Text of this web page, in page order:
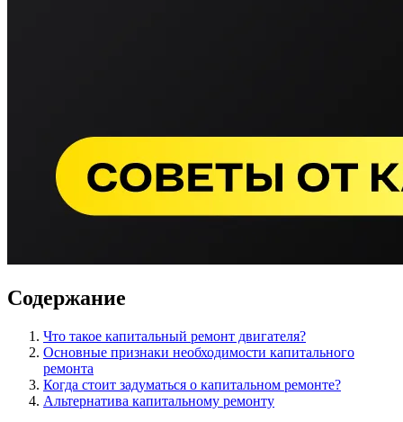
Содержание
Что такое капитальный ремонт двигателя?
Основные признаки необходимости капитального
ремонта
Когда стоит задуматься о капитальном ремонте?
Альтернатива капитальному ремонту